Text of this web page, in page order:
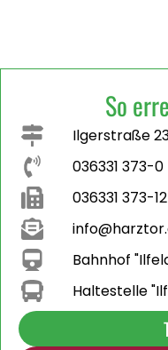
So
Ilgerstraße
036331 373-0
036331 373-12
Bahnhof
Haltestelle